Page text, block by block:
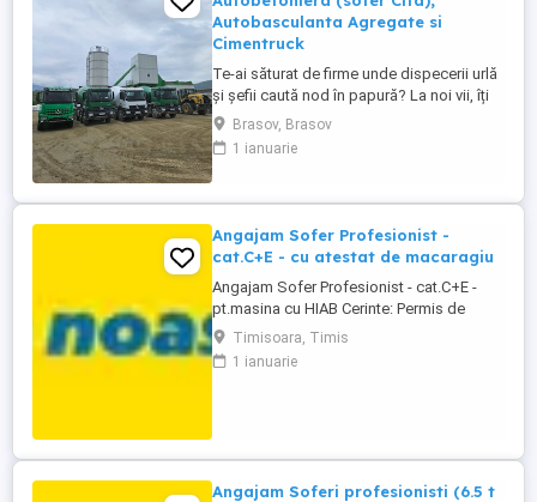
Autobasculanta Agregate si
Cimentruck
Te-ai săturat de firme unde dispecerii urlă
și șefii caută nod în papură? La noi vii, îți
vezi de drum, muncești, iar la final de lună
pleci cu banii curați în buzunar! Ce căutăm:
Șofer serios, harnic și punctual betonul nu
cuvântul căruia ne putem baza. - Permis ...
Brasov, Brasov
1 ianuarie
Angajam Sofer Profesionist -
cat.C+E - cu atestat de macaragiu
Angajam Sofer Profesionist - cat.C+E -
pt.masina cu HIAB Cerinte: Permis de
conducere categ. C+E; Atestat profesional
pentru transport marfa + card tahograf;
Atestat de macaragiu Descrierea jobului:
Timisoara, Timis
1 ianuarie
Angajam Soferi profesionisti (6.5 t